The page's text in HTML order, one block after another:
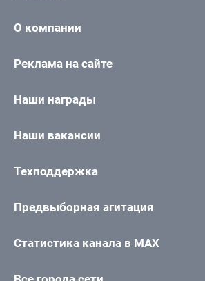
О компании
Реклама на сайте
Наши награды
Наши вакансии
Техподдержка
Предвыборная агитация
Статистика канала в MAX